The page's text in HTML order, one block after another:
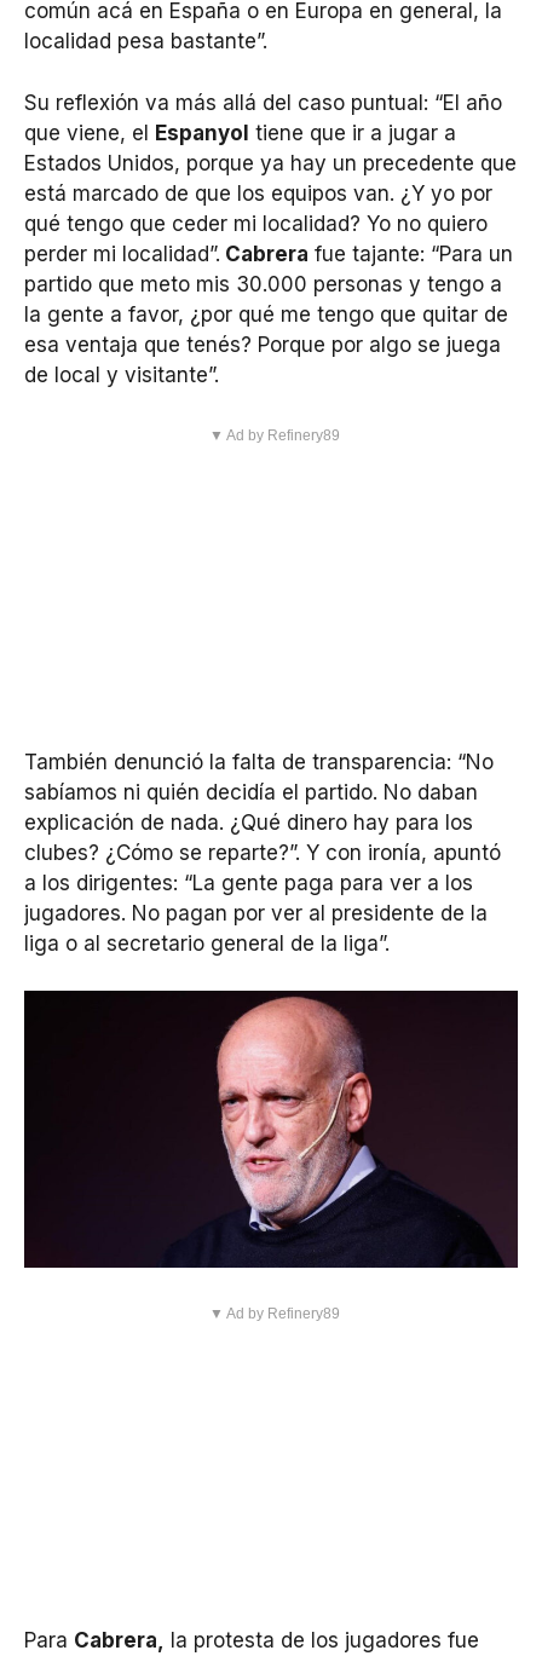
común acá en España o en Europa en general, la
localidad pesa bastante”.
Su reflexión va más allá del caso puntual: “El año
que viene, el Espanyol tiene que ir a jugar a
Estados Unidos, porque ya hay un precedente que
está marcado de que los equipos van. ¿Y yo por
qué tengo que ceder mi localidad? Yo no quiero
perder mi localidad”. Cabrera fue tajante: “Para un
partido que meto mis 30.000 personas y tengo a
la gente a favor, ¿por qué me tengo que quitar de
esa ventaja que tenés? Porque por algo se juega
de local y visitante”.
▼ Ad by Refinery89
También denunció la falta de transparencia: “No
sabíamos ni quién decidía el partido. No daban
explicación de nada. ¿Qué dinero hay para los
clubes? ¿Cómo se reparte?”. Y con ironía, apuntó
a los dirigentes: “La gente paga para ver a los
jugadores. No pagan por ver al presidente de la
liga o al secretario general de la liga”.
▼ Ad by Refinery89
Para Cabrera,
la protesta de los jugadores fue